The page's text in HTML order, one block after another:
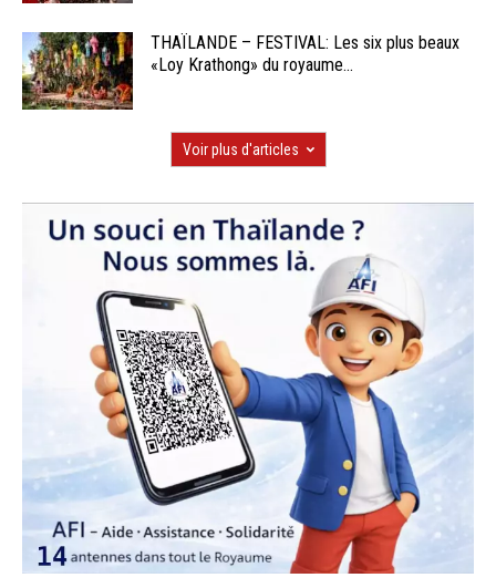
THAÏLANDE – FESTIVAL: Les six plus beaux
«Loy Krathong» du royaume...
Voir plus d'articles